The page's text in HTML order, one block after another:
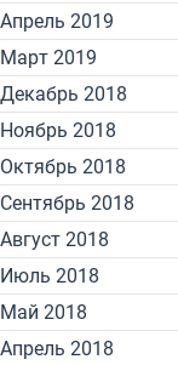
Апрель 2019
Март 2019
Декабрь 2018
Ноябрь 2018
Октябрь 2018
Сентябрь 2018
Август 2018
Июль 2018
Май 2018
Апрель 2018